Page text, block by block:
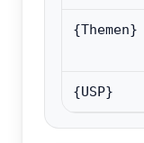
{Themen}
{USP}